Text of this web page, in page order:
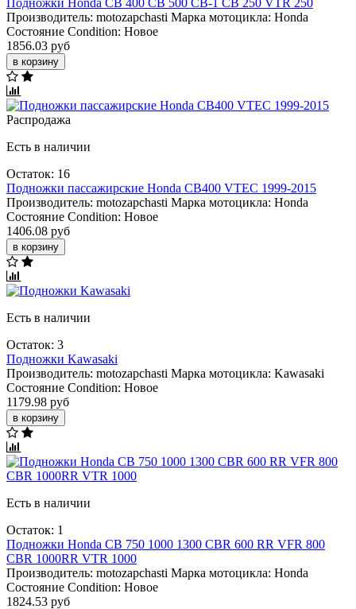
Производитель: motozapchasti Марка мотоцикла: Honda
Состояние Condition: Новое
1856.03 руб
в корзину
Распродажа
Есть в наличии
Остаток: 16
Подножки пассажирские Honda CB400 VTEC 1999-2015
Производитель: motozapchasti Марка мотоцикла: Honda
Состояние Condition: Новое
1406.08 руб
в корзину
Есть в наличии
Остаток: 3
Подножки Kawasaki
Производитель: motozapchasti Марка мотоцикла: Kawasaki
Состояние Condition: Новое
1179.98 руб
в корзину
Есть в наличии
Остаток: 1
Подножки Honda CB 750 1000 1300 CBR 600 RR VFR 800
CBR 1000RR VTR 1000
Производитель: motozapchasti Марка мотоцикла: Honda
Состояние Condition: Новое
1824.53 руб